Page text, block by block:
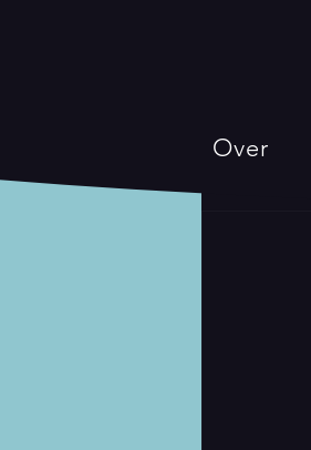
Over